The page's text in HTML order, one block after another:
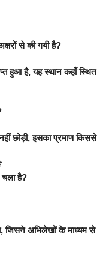
से की गयी है?
हुआ है, यह स्थान कहाँ स्थित
छोड़ी, इसका प्रमाण किससे
चला है?
जिसने अभिलेखों के माध्यम से